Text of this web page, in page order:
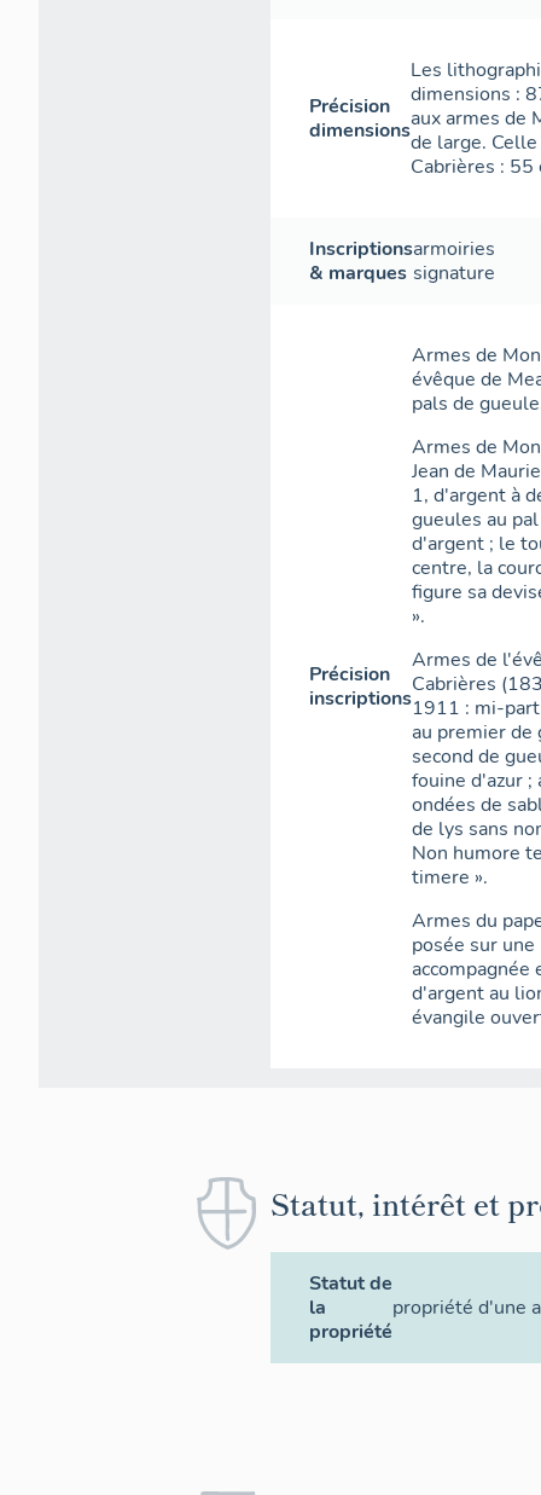
Précision
dimensions
Les
dimensions :
aux armes de
de large.
Cabrières : 55
Inscriptions
& marques
armoiries
signature
Précision
inscriptions
Armes de
évêque de
pals de
Armes de
Jean de
1, d'argent à
gueules au
d'argent ; le
centre, la
figure sa
».
Armes de
Cabrières
1911 : mi-
au premier de
second de
fouine d'azur
ondées de
de lys sans
Non humore
timere ».
Armes du
posée sur
d'argent au
évangile
Statut, intérêt et
Statut de
la
propriété
propriété d'une